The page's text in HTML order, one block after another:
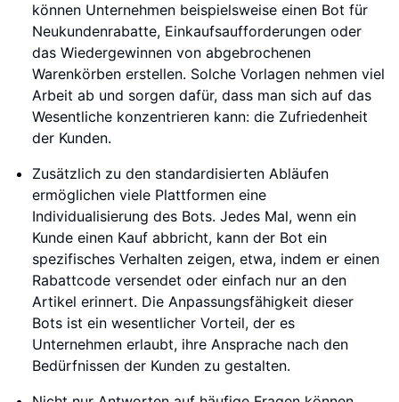
können Unternehmen beispielsweise einen Bot für
Neukundenrabatte, Einkaufsaufforderungen oder
das Wiedergewinnen von abgebrochenen
Warenkörben erstellen. Solche Vorlagen nehmen viel
Arbeit ab und sorgen dafür, dass man sich auf das
Wesentliche konzentrieren kann: die Zufriedenheit
der Kunden.
Zusätzlich zu den standardisierten Abläufen
ermöglichen viele Plattformen eine
Individualisierung des Bots. Jedes Mal, wenn ein
Kunde einen Kauf abbricht, kann der Bot ein
spezifisches Verhalten zeigen, etwa, indem er einen
Rabattcode versendet oder einfach nur an den
Artikel erinnert. Die Anpassungsfähigkeit dieser
Bots ist ein wesentlicher Vorteil, der es
Unternehmen erlaubt, ihre Ansprache nach den
Bedürfnissen der Kunden zu gestalten.